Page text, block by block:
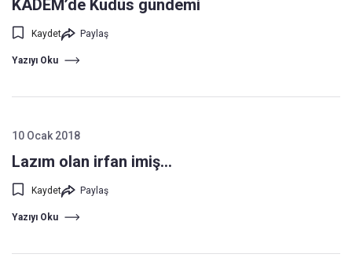
KADEM’de Kudüs gündemi
Kaydet Paylaş
Yazıyı Oku
10 Ocak 2018
Lazım olan irfan imiş…
Kaydet Paylaş
Yazıyı Oku